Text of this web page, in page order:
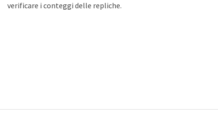
verificare i conteggi delle repliche.